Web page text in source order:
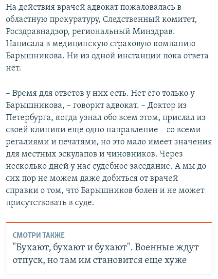
На действия врачей адвокат пожаловалась в
областную прокуратуру, Следственный комитет,
Росздравнадзор, региональный Минздрав.
Написала в медицинскую страховую компанию
Барышникова. Ни из одной инстанции пока ответа
нет.
– Время для ответов у них есть. Нет его только у
Барышникова, – говорит адвокат. – Доктор из
Петербурга, когда узнал обо всем этом, прислал из
своей клиники еще одно направление – со всеми
регалиями и печатями, но это мало имеет значения
для местных эскулапов и чиновников. Через
несколько дней у нас судебное заседание. А мы до
сих пор не можем даже добиться от врачей
справки о том, что Барышников болен и не может
присутствовать в суде.
СМОТРИ ТАКЖЕ
"Бухают, бухают и бухают". Военные ждут
отпуск, но там им становится еще хуже